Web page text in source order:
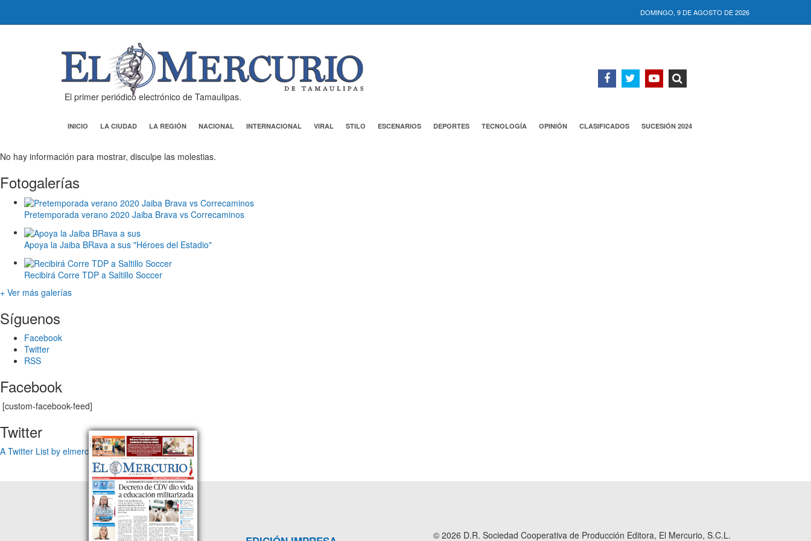
DOMINGO, 9 DE AGOSTO DE 2026
El primer periódico electrónico de Tamaulipas.
INICIO LA CIUDAD LA REGIÓN NACIONAL INTERNACIONAL VIRAL STILO ESCENARIOS DEPORTES TECNOLOGÍA OPINIÓN CLASIFICADOS SUCESIÓN 2024
No hay información para mostrar, disculpe las molestias.
Fotogalerías
Pretemporada verano 2020 Jaiba Brava vs Correcaminos
Apoya la Jaiba BRava a sus "Héroes del Estadio"
Recibirá Corre TDP a Saltillo Soccer
+ Ver más galerías
Síguenos
Facebook
Twitter
RSS
Facebook
[custom-facebook-feed]
Twitter
A Twitter List by elmercuriotam
© 2026 D.R. Sociedad Cooperativa de Producción Editora, El Mercurio, S.C.L.